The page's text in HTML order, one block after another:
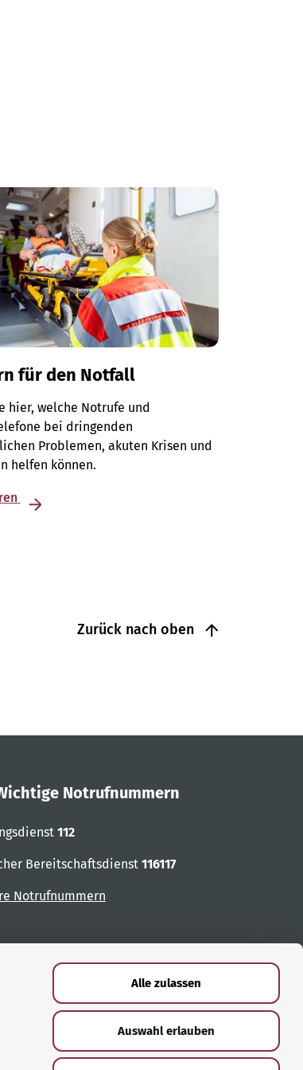
Alle zulassen
Auswahl erlauben
für den Notfall
hier, welche Notrufe und
bei dringenden
Problemen, akuten Krisen und
helfen können.
Zurück nach oben
Notrufnummern
112
Bereitschaftsdienst 116117
Notrufnummern